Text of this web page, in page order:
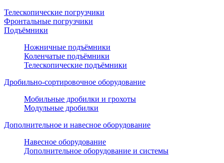
Телескопические погрузчики
Фронтальные погрузчики
Подъёмники
Ножничные подъёмники
Коленчатые подъёмники
Телескопические подъёмники
Дробильно-сортировочное оборудование
Мобильные дробилки и грохоты
Модульные дробилки
Дополнительное и навесное оборудование
Навесное оборудование
Дополнительное оборудование и системы